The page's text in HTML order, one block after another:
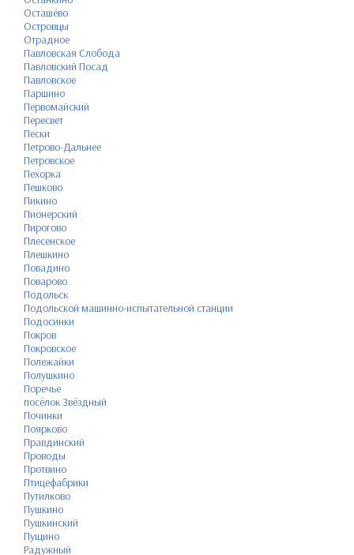
Осташёво
Островцы
Отрадное
Павловская Слобода
Павловский Посад
Павловское
Паршино
Первомайский
Пересвет
Пески
Петрово-Дальнее
Петровское
Пехорка
Пешково
Пикино
Пионерский
Пирогово
Плесенское
Плешкино
Повадино
Поварово
Подольск
Подольской машинно-испытательной станции
Подосинки
Покров
Покровское
Полежайки
Полушкино
Поречье
посёлок Звёздный
Починки
Поярково
Правдинский
Проводы
Протвино
Птицефабрики
Путилково
Пушкино
Пушкинский
Пущино
Радужный